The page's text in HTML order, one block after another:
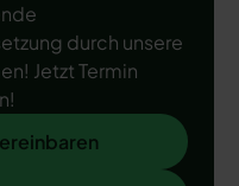
durch unsere
Jetzt Termin